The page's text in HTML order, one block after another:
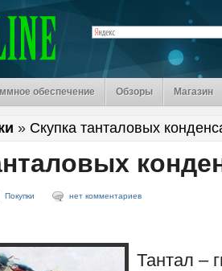
обеспечение Обзоры Магазин
» Скупка танталовых
Покупки нет комментариев
Тантал –